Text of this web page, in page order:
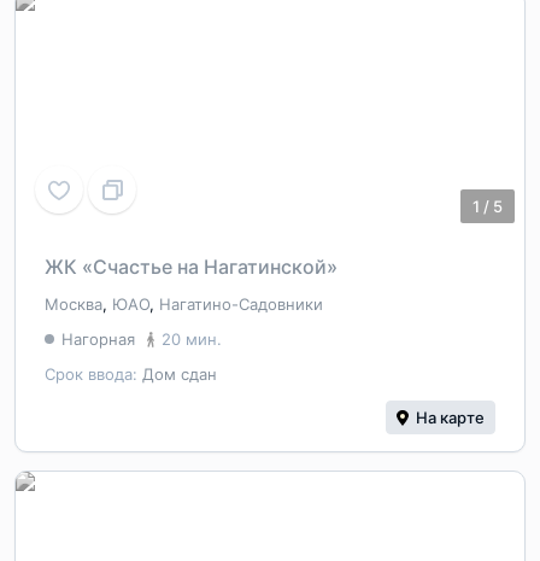
1 / 5
ЖК «Счастье на Нагатинской»
Москва, ЮАО, Нагатино-Садовники
Срок ввода: Дом сдан
Нагорная 20 мин.
На карте